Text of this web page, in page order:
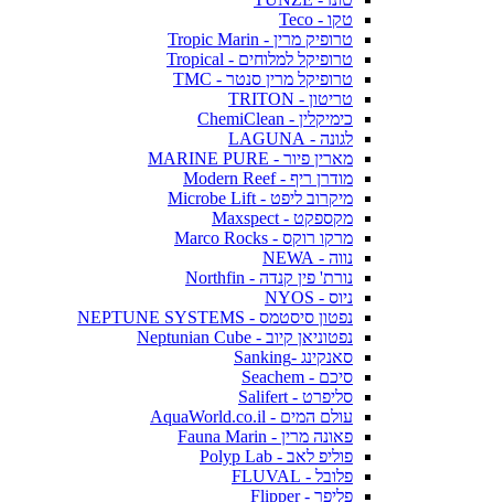
טקו - Teco
טרופיק מרין - Tropic Marin
טרופיקל למלוחים - Tropical
טרופיקל מרין סנטר - TMC
טריטון - TRITON
כימיקלין - ChemiClean
לגונה - LAGUNA
מארין פיור - MARINE PURE
מודרן ריף - Modern Reef
מיקרוב ליפט - Microbe Lift
מקספקט - Maxspect
מרקו רוקס - Marco Rocks
נווה - NEWA
נורת' פין קנדה - Northfin
ניוס - NYOS
נפטון סיסטמס - NEPTUNE SYSTEMS
נפטוניאן קיוב - Neptunian Cube
סאנקינג -Sanking
סיכם - Seachem
סליפרט - Salifert
עולם המים - AquaWorld.co.il
פאונה מרין - Fauna Marin
פוליפ לאב - Polyp Lab
פלובל - FLUVAL
פליפר - Flipper